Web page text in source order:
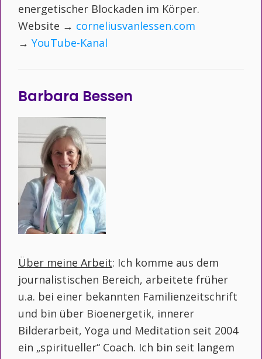
energetischer Blockaden im Körper.
Website → corneliusvanlessen.com
→ YouTube-Kanal
Barbara Bessen
Über meine Arbeit: Ich komme aus dem
journalistischen Bereich, arbeitete früher
u.a. bei einer bekannten Familienzeitschrift
und bin über Bioenergetik, innerer
Bilderarbeit, Yoga und Meditation seit 2004
ein „spiritueller“ Coach. Ich bin seit langem